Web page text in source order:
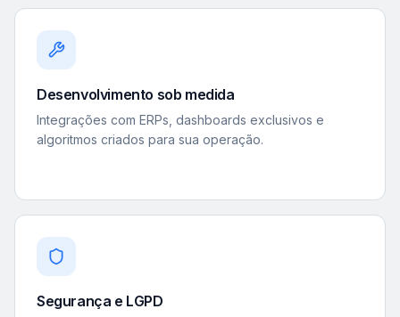
Desenvolvimento sob medida
Integrações com ERPs, dashboards exclusivos e
algoritmos criados para sua operação.
Segurança e LGPD